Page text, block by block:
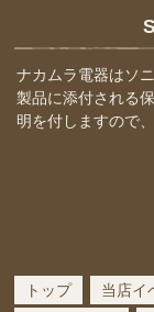
ナカムラ電器はソ
製品に添付される
明を付しますので
トップ 当店イ